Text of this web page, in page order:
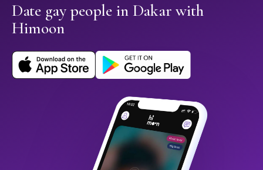
Date gay people in Dakar with
Himoon